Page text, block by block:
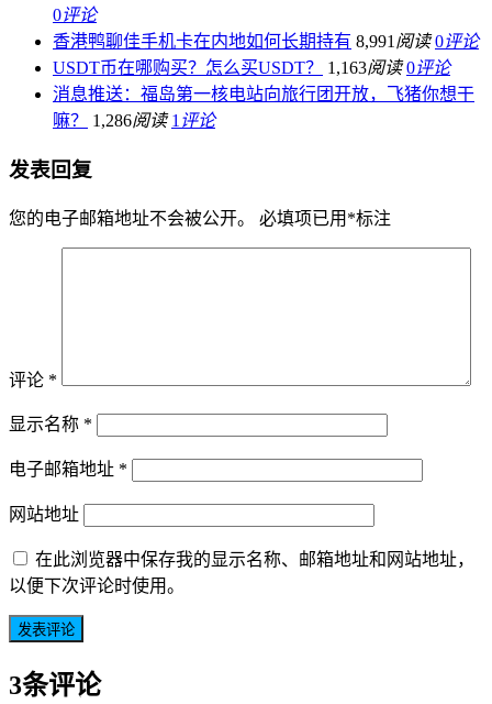
0评论
香港鸭聊佳手机卡在内地如何长期持有 8,991 阅读 0评论
USDT币在哪购买？怎么买USDT？
1,163阅读 0评论
消息推送：福岛第一核电站向旅行团开放，飞猪你想干
嘛？
1,286阅读 1 评论
发表回复
您的电子邮箱地址不会被公开。 必填项已用 *标注
评论 *
显示名称 *
电子邮箱地址 *
网站地址
在此浏览器中保存我的显示名称、邮箱地址和网站地址，
以便下次评论时使用。
3条评论